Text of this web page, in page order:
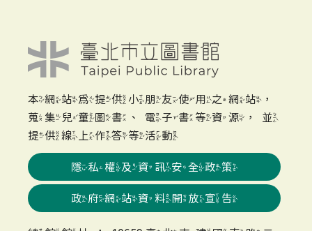
本網站為提供小朋友使用之網站，
蒐集兒童圖書、電子書等資源，並
提供線上作答等活動
隱私權及資訊安全政策
政府網站資料開放宣告